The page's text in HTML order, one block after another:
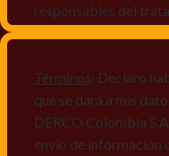
responsables del
mismos, vi) crear
características y
Personales, v)
recall.
Términos: Declaro
que se dará a mis
DERCO Colombia
envío de información